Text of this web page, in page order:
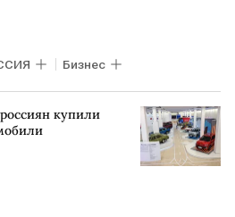
Бизнес
купили